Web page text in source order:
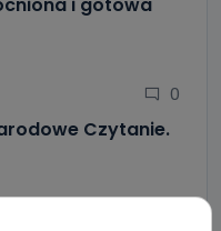
0
Czytanie.